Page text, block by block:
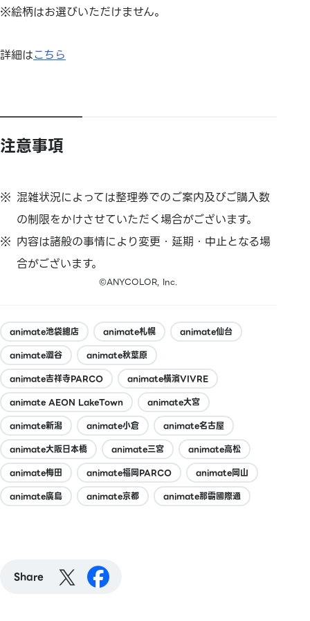
※絵柄はお選びいただけません。
詳細はこちら
注意事項
混雑状況によっては整理券でのご案内及びご購入数
の制限をかけさせていただく場合がございます。
内容は諸般の事情により変更・延期・中止となる場
合がございます。
©ANYCOLOR, Inc.
animate池袋總店 animate札幌
animate仙台
animate澀谷
animate秋葉原
animate吉祥寺PARCO
animate橫濱VIVRE
animate AEON LakeTown
animate大宮
animate新潟
animate小倉
animate名古屋
animate大阪日本橋
animate三宮
animate高松
animate梅田
animate福岡PARCO
animate岡山
animate廣島
animate京都 animate那霸國際通
Share